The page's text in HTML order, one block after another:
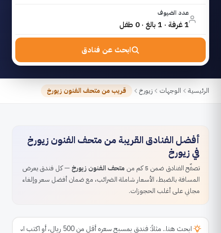
عدد الضيوف
1 غرفة · 1 بالغ · 0 طفل
ابحث عن فنادق
الرئيسية الوجهات زيورخ قريب من متحف الفنون زيورخ
أفضل الفنادق القريبة من متحف الفنون زيورخ
في زيورخ
تصفّح الفنادق ضمن 5 كم من متحف الفنون زيورخ— كل فندق يعرض
المسافة بالضبط، الأسعار شاملة الضرائب، مع ضمان أفضل سعر وإلغاء
مجاني على أغلب الحجوزات.